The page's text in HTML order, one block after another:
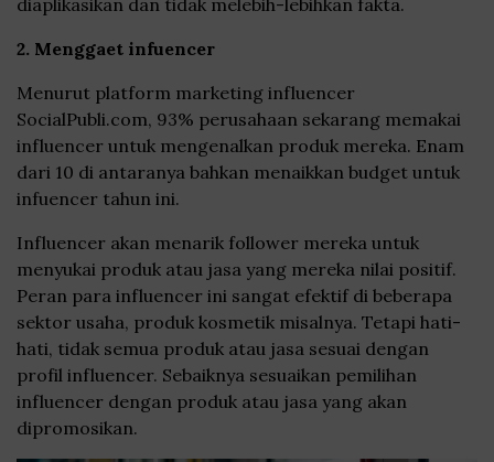
2. Menggaet infuencer
Menurut platform marketing influencer
SocialPubli.com, 93% perusahaan sekarang memakai
influencer untuk mengenalkan produk mereka. Enam
dari 10 di antaranya bahkan menaikkan budget untuk
infuencer tahun ini.
Influencer akan menarik follower mereka untuk
menyukai produk atau jasa yang mereka nilai positif.
Peran para influencer ini sangat efektif di beberapa
sektor usaha, produk kosmetik misalnya. Tetapi hati-
hati, tidak semua produk atau jasa sesuai dengan
profil influencer. Sebaiknya sesuaikan pemilihan
influencer dengan produk atau jasa yang akan
dipromosikan.